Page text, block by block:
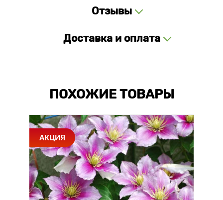
Отзывы
Доставка и оплата
ПОХОЖИЕ ТОВАРЫ
АКЦИЯ